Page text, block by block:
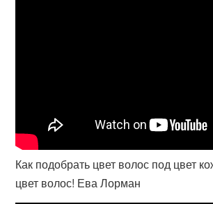
Как подобрать цвет волос под цвет
цвет волос! Ева Лорман